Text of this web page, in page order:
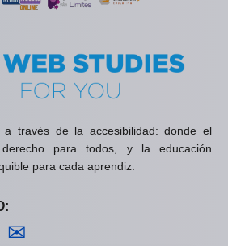
a través de la accesibilidad: donde el
para todos, y la educación
para cada aprendiz.
en YouTube
Visítanos en Instagram
✉